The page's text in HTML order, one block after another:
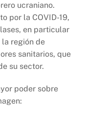
ucraniano.
por la COVID-19,
en particular
la región de
sanitarios, que
su sector.
poder sobre